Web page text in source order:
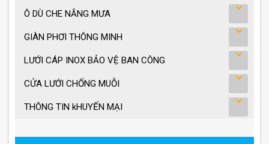
Ô DÙ CHE NẮNG MƯA
GIÀN PHƠI THÔNG MINH
LƯỚI CÁP INOX BẢO VỆ BAN CÔNG
CỬA LƯỚI CHỐNG MUỖI
THÔNG TIN kHUYẾN MẠI